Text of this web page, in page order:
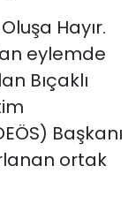
Hayır.
eylemde
Bıçaklı
Başkanı
ortak